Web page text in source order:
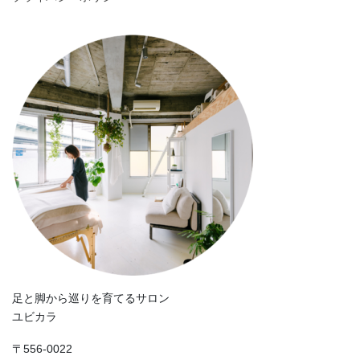
足と脚から巡りを育てるサロン
ユビカラ
〒556-0022